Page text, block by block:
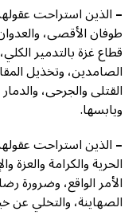
–الذين استراحت
طوفان الأقصى،
قطاع غزة بالتدمير
الصامدين، وتخذيل
القتلى والجرحى،
ويابسها.
–الذين استراحت
الحرية والكرامة
الأمر الواقع، وضرورة
الصهاينة، والتخلي عن